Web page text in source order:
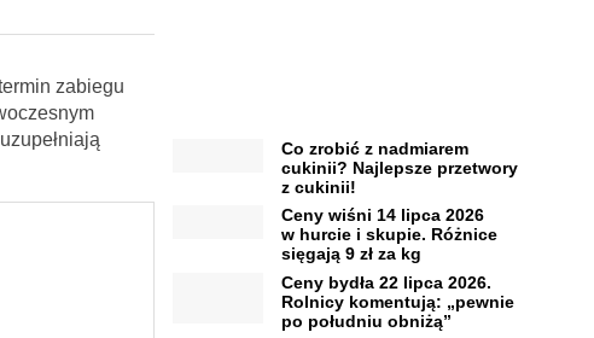
zabiegu
Co zrobić z nadmiarem
cukinii? Najlepsze przetwory
z cukinii!
Ceny wiśni 14 lipca 2026
w hurcie i skupie. Różnice
sięgają 9 zł za kg
Ceny bydła 22 lipca 2026.
Rolnicy komentują: „pewnie
po południu obniżą”